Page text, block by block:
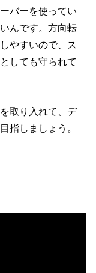
バーを使ってい
んです。方向転
やすいので、ス
しても守られて
取り入れて、デ
指しましょう。